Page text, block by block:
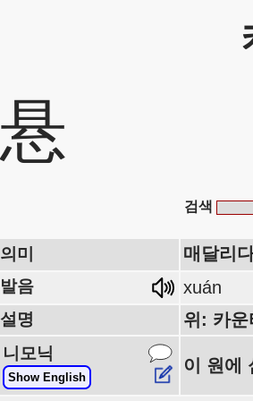
悬
검색
의미 매달리
발음 xuán
설명 위: 카
니모닉
Show English
이 원에